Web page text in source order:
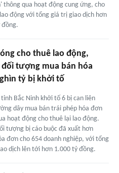
thông qua hoạt động cung ứng, cho
động với tổng giá trị giao dịch hơn
đồng.
cho thuê lao động,
tượng mua bán hóa
tỷ bị khởi tố
tỉnh Bắc Ninh khởi tố 6 bị can liên
dây mua bán trái phép hóa đơn
hoạt động cho thuê lại lao động.
tượng bị cáo buộc đã xuất hơn
đơn cho 654 doanh nghiệp, với tổng
dịch lên tới hơn 1.000 tỷ đồng.